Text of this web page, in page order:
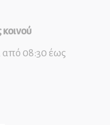
08:30 έως